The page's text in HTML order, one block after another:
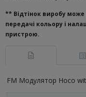
** Відтінок виробу може
передачі кольору і
пристрою.
FM Модулятор Hoco